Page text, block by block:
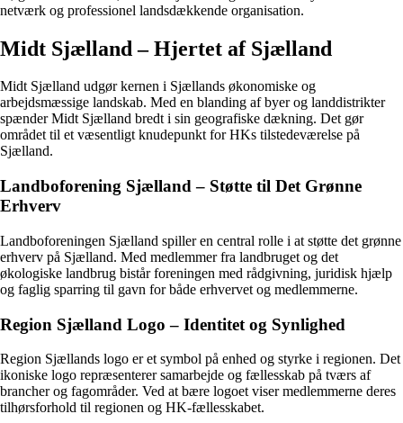
netværk og professionel landsdækkende organisation.
Midt Sjælland – Hjertet af Sjælland
Midt Sjælland udgør kernen i Sjællands økonomiske og
arbejdsmæssige landskab. Med en blanding af byer og landdistrikter
spænder Midt Sjælland bredt i sin geografiske dækning. Det gør
området til et væsentligt knudepunkt for HKs tilstedeværelse på
Sjælland.
Landboforening Sjælland – Støtte til Det Grønne
Erhverv
Landboforeningen Sjælland spiller en central rolle i at støtte det grønne
erhverv på Sjælland. Med medlemmer fra landbruget og det
økologiske landbrug bistår foreningen med rådgivning, juridisk hjælp
og faglig sparring til gavn for både erhvervet og medlemmerne.
Region Sjælland Logo – Identitet og Synlighed
Region Sjællands logo er et symbol på enhed og styrke i regionen. Det
ikoniske logo repræsenterer samarbejde og fællesskab på tværs af
brancher og fagområder. Ved at bære logoet viser medlemmerne deres
tilhørsforhold til regionen og HK-fællesskabet.